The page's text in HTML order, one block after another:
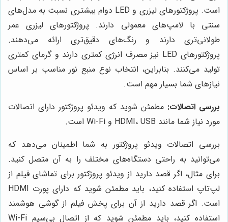
است. پروژکتورهای لیزری و LED دوام بیشتری نسبت به مدل‌های
سنتی با لامپ‌های معمولی دارند. پروژکتورهای لیزری عمر
طولانی‌تری دارند و رنگ‌های دقیق‌تری ارائه می‌دهند.
پروژکتورهای LED نیز مصرف انرژی کمتری دارند و گرمای کمتری
تولید می‌کنند. بنابراین، انتخاب نوع منبع نور مناسب بر اساس
نیازهای شما بسیار مهم است.
بررسی اتصالات: مطمئن شوید که ویدئو پروژکتور دارای اتصالات
مورد نیاز شما مانند HDMI، USB و Wi-Fi است.
بررسی اتصالات ویدئو پروژکتور به شما اطمینان می‌دهد که
می‌توانید به راحتی دستگاه‌های مختلف را به آن متصل کنید.
برای مثال، اگر قصد دارید از ویدئو پروژکتور برای تماشای فیلم از
لپ‌تاپ استفاده کنید، باید مطمئن شوید که دارای پورت HDMI
است. اگر قصد دارید از آن برای پخش فیلم از گوشی هوشمند
استفاده کنید، باید مطمئن شوید که از اتصال بی‌سیم Wi-Fi